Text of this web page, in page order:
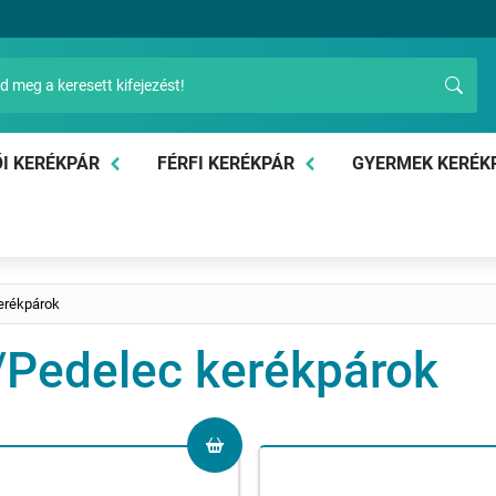
KERÉKPÁR FÉRFI KERÉKPÁR GYERMEK
kerékpárok